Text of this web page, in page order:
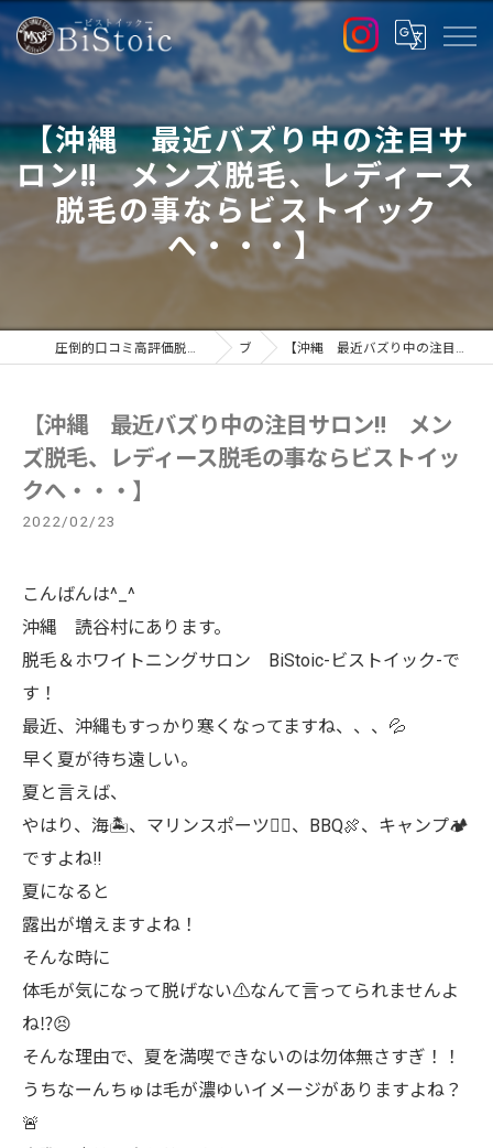
【沖縄 最近バズり中の注目サ
ロン‼︎ メンズ脱毛、レディース
脱毛の事ならビストイック
へ・・・】
圧倒的口コミ高評価脱毛サロンで最新高出力マシン導入店のBiStoic-ビストイック- ブログ 【沖縄 最近バズり中の注目サロン‼︎ メンズ脱毛、レディース脱毛の事ならビストイックへ・・・】
【沖縄 最近バズり中の注目サロン‼︎ メン
ズ脱毛、レディース脱毛の事ならビストイッ
クへ・・・】
2022/02/23
こんばんは^_^
沖縄 読谷村にあります。
脱毛＆ホワイトニングサロン BiStoic-ビストイック-で
す！
最近、沖縄もすっかり寒くなってますね、、、💦
早く夏が待ち遠しい。
夏と言えば、
やはり、海🏝、マリンスポーツ🏄‍♀️、BBQ🍖、キャンプ🏕
ですよね‼︎
夏になると
露出が増えますよね！
そんな時に
体毛が気になって脱げない⚠️なんて言ってられませんよ
ね⁉︎😣
そんな理由で、夏を満喫できないのは勿体無さすぎ！！
うちなーんちゅは毛が濃ゆいイメージがありますよね？
🚨